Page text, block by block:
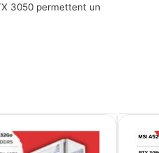
3050 permettent un